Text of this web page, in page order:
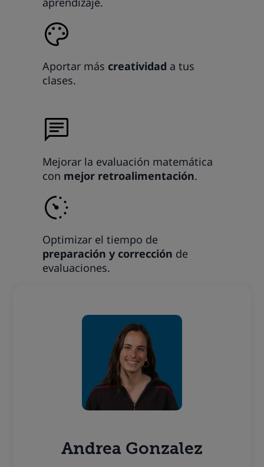
Aportar más creatividad a tus
clases.
Mejorar la evaluación matemática
con mejor retroalimentación.
Optimizar el tiempo de
preparación y corrección de
evaluaciones.
Andrea Gonzalez